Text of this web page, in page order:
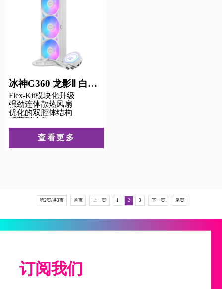
冰神G360 龙影Ⅱ 白色 LCD版
Flex-Kit模块化升级
强劲连体散热风扇
优化的双腔体结构
超薄型冷头
强化水冷管与防漏设计
安装简易查看更多
第2页/共3页 首页 上一页 1 2 3 下一页 尾页
订阅我们